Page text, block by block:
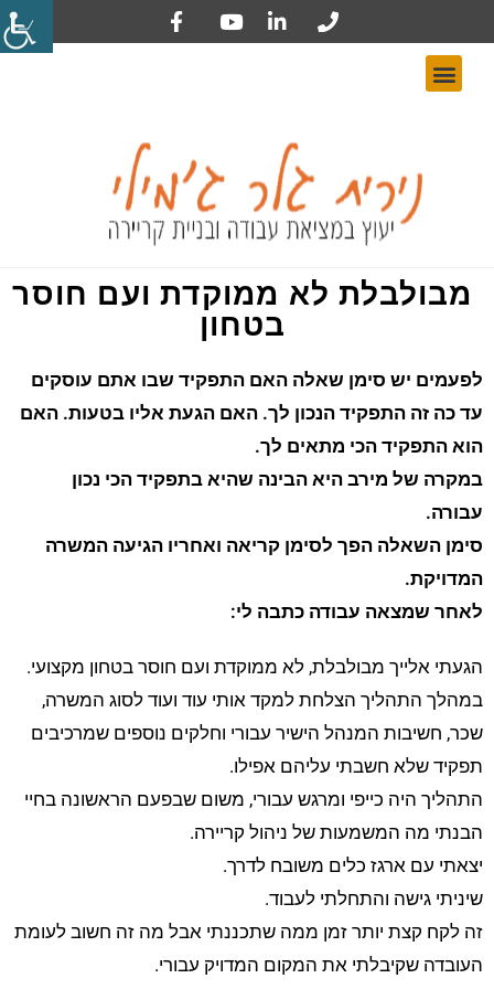
מבולבלת לא ממוקדת ועם חוסר
בטחון
לפעמים יש סימן שאלה האם התפקיד שבו אתם עוסקים
עד כה זה התפקיד הנכון לך. האם הגעת אליו בטעות. האם
הוא התפקיד הכי מתאים לך.
במקרה של מירב היא הבינה שהיא בתפקיד הכי נכון
עבורה.
סימן השאלה הפך לסימן קריאה ואחריו הגיעה המשרה
המדויקת.
לאחר שמצאה עבודה כתבה לי:
הגעתי אלייך מבולבלת, לא ממוקדת ועם חוסר בטחון מקצועי.
במהלך התהליך הצלחת למקד אותי עוד ועוד לסוג המשרה,
שכר, חשיבות המנהל הישיר עבורי וחלקים נוספים שמרכיבים
תפקיד שלא חשבתי עליהם אפילו.
התהליך היה כייפי ומרגש עבורי, משום שבפעם הראשונה בחיי
הבנתי מה המשמעות של ניהול קריירה.
יצאתי עם ארגז כלים משובח לדרך.
שיניתי גישה והתחלתי לעבוד.
זה לקח קצת יותר זמן ממה שתכננתי אבל מה זה חשוב לעומת
העובדה שקיבלתי את המקום המדויק עבורי.